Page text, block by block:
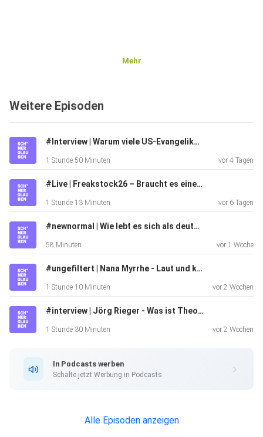
Mehr
Weitere Episoden
#Interview | Warum viele US-Evangelikale den Klimawandel ablehnen
1 Stunde 50 Minuten vor 4 Tagen
#Live | Freakstock26 – Braucht es eine christliche Antifa?
1 Stunde 13 Minuten vor 6 Tagen
#newnormal | Wie lebt es sich als deutsch-israelische Familie in Berlin?
58 Minuten vor 1 Woche
#ungefiltert | Nana Myrrhe - Laut und kreativ gegen die Purity Culture
1 Stunde 10 Minuten vor 2 Wochen
#interview | Jörg Rieger - Was ist Theologie im Kapitalozän?
1 Stunde 30 Minuten vor 2 Wochen
In Podcasts werben
Schalte jetzt Werbung in Podcasts.
Alle Episoden anzeigen